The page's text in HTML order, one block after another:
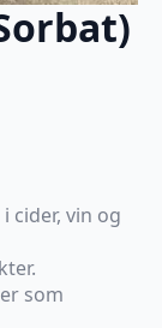
cider, vin og
som